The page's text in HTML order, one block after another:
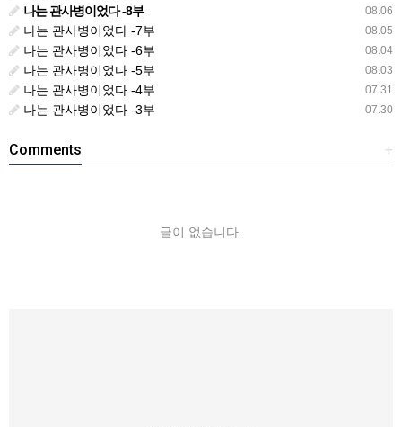
08.06
나는 관사병이었다 -8부
08.05
나는 관사병이었다 -7부
08.04
나는 관사병이었다 -6부
08.03
나는 관사병이었다 -5부
07.31
나는 관사병이었다 -4부
07.30
나는 관사병이었다 -3부
+
Comments
글이 없습니다.